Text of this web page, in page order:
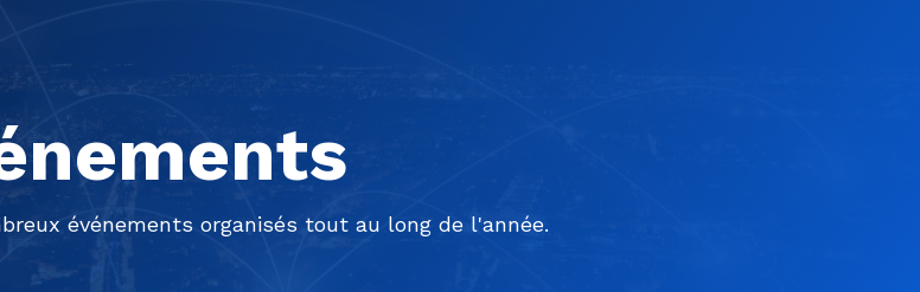
événements organisés tout au long de l'année.